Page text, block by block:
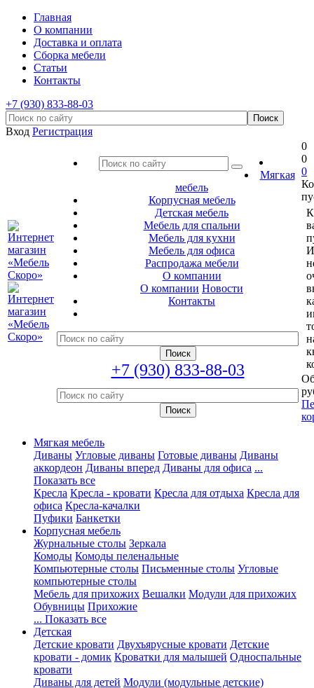
Главная
О компании
Доставка и оплата
Сборка мебели
Статьи
Контакты
+7 (930) 833-88-03
Вход Регистрация
Мягкая
мебель
Корпусная мебель
Детская мебель
Мебель для спальни
Мебель для кухни
Мебель для офиса
Распродажа мебели
О компании
О компании Новости
Контакты
+7 (930) 833-88-03
0
0
0
Мягкая мебель
Диваны Угловые диваны Готовые диваны Диваны
аккордеон Диваны вперед Диваны для офиса ...
Показать все
Кресла Кресла - кровати Кресла для отдыха Кресла для
офиса Кресла-качалки
Пуфики Банкетки
Корпусная мебель
Журнальные столы Зеркала
Комоды Комоды пеленальные
Компьютерные столы Письменные столы Угловые
компьютерные столы
Мебель для прихожих Вешалки Модули для прихожих
Обувницы Прихожие
... Показать все
Детская
Детские кровати Двухъярусные кровати Детские
кровати - домик Кроватки для малышей Односпальные
кровати
Диваны для детей Модули (модульные детские)